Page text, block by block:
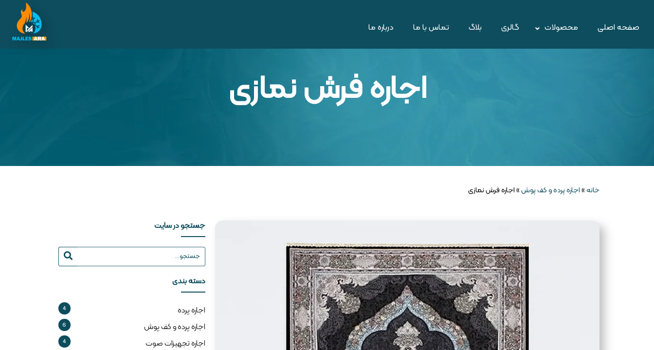
صفحه اصلی محصولات گالری بلاگ تماس با ما درباره ما
اجاره فرش نمازی
خانه»اجاره پرده و کف پوش»اجاره فرش نمازی
جستجو در سایت
دسته بندی
اجاره پرده 4
اجاره پرده و کف پوش 6
اجاره تجهیزات صوت 4